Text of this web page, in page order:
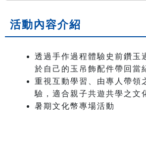
活動內容介紹
透過手作過程體驗史前鑽玉
於自己的玉吊飾配件帶回當
重視互動學習、由專人帶領
驗，適合親子共遊共學之文
暑期文化幣專場活動